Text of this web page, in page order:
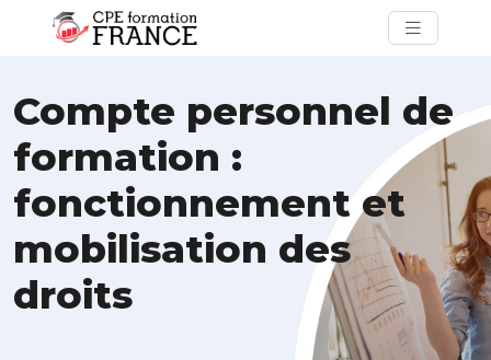
Compte personnel de
formation :
fonctionnement et
mobilisation des
droits